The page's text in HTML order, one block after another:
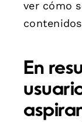
ver cómo
En